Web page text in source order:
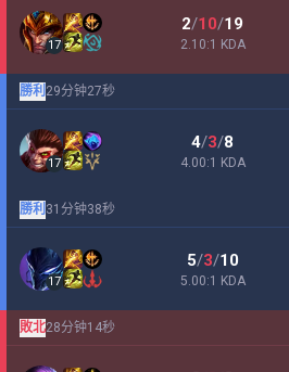
17
2/10/19
2.10:1 KDA
勝利 29分钟27秒
17
4/3/8
4.00:1 KDA
勝利 31分钟38秒
17
5/3/10
5.00:1 KDA
敗北28分钟14秒